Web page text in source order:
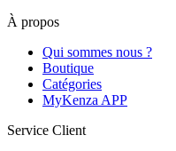
À propos
Qui sommes nous ?
Boutique
Catégories
MyKenza APP
Service Client